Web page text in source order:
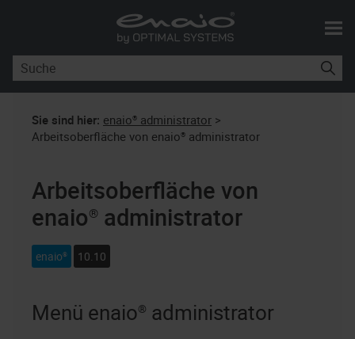
Skip To Main Content
Sie sind hier: enaio® administrator >
Arbeitsoberfläche von enaio® administrator
Arbeitsoberfläche von
enaio® administrator
enaio® 10.10
Menü enaio® administrator